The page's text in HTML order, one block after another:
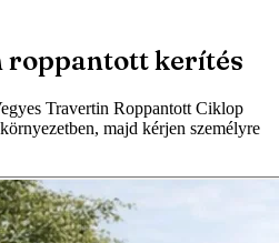
roppantott kerítés
Travertin Roppantott Ciklop
majd kérjen személyre